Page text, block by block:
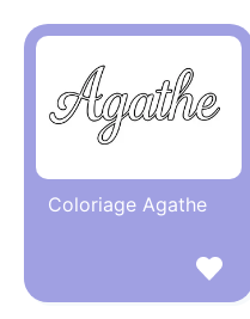
Coloriage Agathe